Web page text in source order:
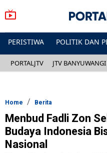
PERISTIWA POLITIK DAN
PORTALJTV JTV BANYUWANGI
Home Berita
Menbud Fadli Zon
Budaya Indonesia
Nasional